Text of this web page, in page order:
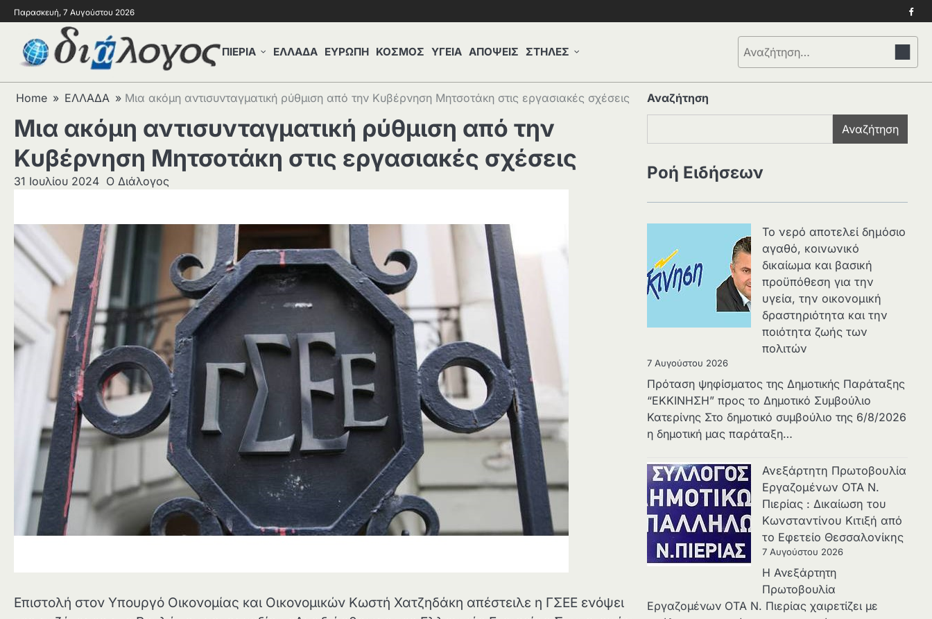
Παρασκευή, 7 Αυγούστου 2026
ΠΙΕΡΙΑ ΕΛΛΑΔΑ ΕΥΡΩΠΗ ΚΟΣΜΟΣ ΥΓΕΙΑ ΑΠΟΨΕΙΣ ΣΤΗΛΕΣ
Αναζήτηση
για:
Home ΕΛΛΑΔΑ Μια ακόμη αντισυνταγματική ρύθμιση από την Κυβέρνηση Μητσοτάκη στις εργασιακές σχέσεις
Μια ακόμη αντισυνταγματική ρύθμιση από την
Κυβέρνηση Μητσοτάκη στις εργασιακές σχέσεις
31 Ιουλίου 2024 Ο Διάλογος
Επιστολή στον Υπουργό Οικονομίας και Οικονομικών Κωστή Χατζηδάκη απέστειλε η ΓΣΕΕ ενόψει
Αναζήτηση
Αναζήτηση
Ροή Ειδήσεων
Το νερό αποτελεί δημόσιο
αγαθό, κοινωνικό
δικαίωμα και βασική
προϋπόθεση για την
υγεία, την οικονομική
δραστηριότητα και την
ποιότητα ζωής των
πολιτών
7 Αυγούστου 2026
Πρόταση ψηφίσματος της Δημοτικής Παράταξης
“ΕΚΚΙΝΗΣΗ” προς το Δημοτικό Συμβούλιο
Κατερίνης Στο δημοτικό συμβούλιο της 6/8/2026
η δημοτική μας παράταξη…
Ανεξάρτητη Πρωτοβουλία
Εργαζομένων ΟΤΑ Ν.
Πιερίας : Δικαίωση του
Κωνσταντίνου Κιτιξή από
το Εφετείο Θεσσαλονίκης
7 Αυγούστου 2026
Η Ανεξάρτητη
Πρωτοβουλία
Εργαζομένων ΟΤΑ Ν. Πιερίας χαιρετίζει με